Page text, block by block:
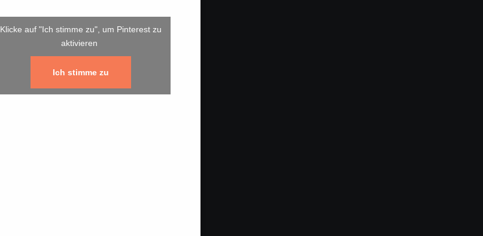
Klicke auf "Ich stimme zu", um Pinterest zu
aktivieren
Ich stimme zu